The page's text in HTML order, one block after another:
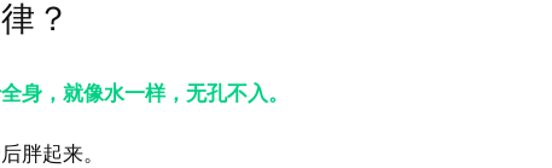
？
身，就像水一样，无孔不入。
胖起来。